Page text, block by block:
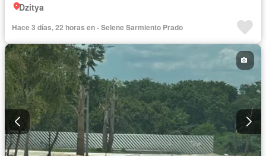
Dzitya
Hace 3 días, 22 horas en - Selene Sarmiento Prado